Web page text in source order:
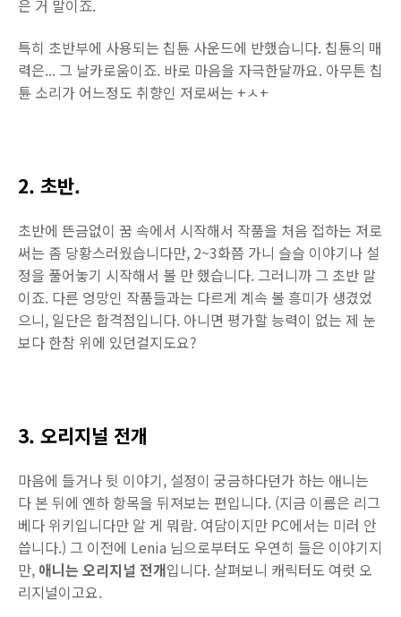
은 거 말이죠.
특히 초반부에 사용되는 칩튠 사운드에 반했습니다. 칩튠의 매
력은... 그 날카로움이죠. 바로 마음을 자극한달까요. 아무튼 칩
튠 소리가 어느정도 취향인 저로써는 +ㅅ+
2. 초반.
초반에 뜬금없이 꿈 속에서 시작해서 작품을 처음 접하는 저로
써는 좀 당황스러웠습니다만, 2~3화쯤 가니 슬슬 이야기나 설
정을 풀어놓기 시작해서 볼 만 했습니다. 그러니까 그 초반 말
이죠. 다른 엉망인 작품들과는 다르게 계속 볼 흥미가 생겼었
으니, 일단은 합격점입니다. 아니면 평가할 능력이 없는 제 눈
보다 한참 위에 있던걸지도요?
3. 오리지널 전개
마음에 들거나 뒷 이야기, 설정이 궁금하다던가 하는 애니는
다 본 뒤에 엔하 항목을 뒤져보는 편입니다. (지금 이름은 리그
베다 위키입니다만 알 게 뭐람. 여담이지만 PC에서는 미러 안
씁니다.) 그 이전에 Lenia 님으로부터도 우연히 들은 이야기지
만, 애니는 오리지널 전개입니다. 살펴보니 캐릭터도 여럿 오
리지널이고요.